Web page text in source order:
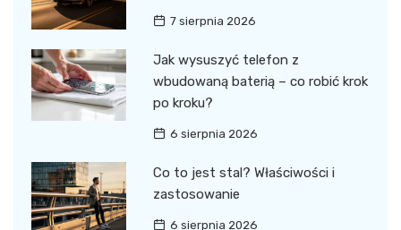
7 sierpnia 2026
Jak wysuszyć telefon z
wbudowaną baterią – co robić krok
po kroku?
6 sierpnia 2026
Co to jest stal? Właściwości i
zastosowanie
6 sierpnia 2026